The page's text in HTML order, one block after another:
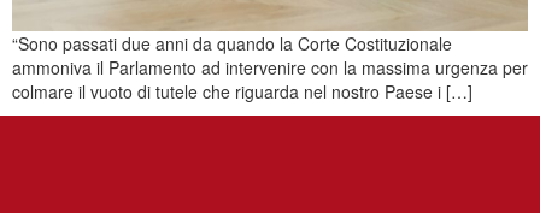
“Sono passati due anni da quando la Corte Costituzionale
ammoniva il Parlamento ad intervenire con la massima urgenza per
colmare il vuoto di tutele che riguarda nel nostro Paese i […]